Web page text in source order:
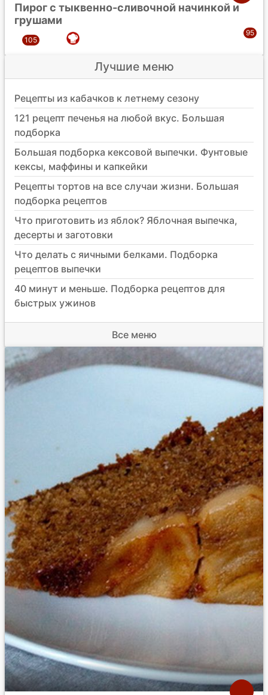
Пирог с тыквенно-сливочной начинкой и
грушами
Лучшие меню
Рецепты из кабачков к летнему сезону
121 рецепт печенья на любой вкус. Большая
подборка
Большая подборка кексовой выпечки. Фунтовые
кексы, маффины и капкейки
Рецепты тортов на все случаи жизни. Большая
подборка рецептов
Что приготовить из яблок? Яблочная выпечка,
десерты и заготовки
Что делать с яичными белками. Подборка
рецептов выпечки
40 минут и меньше. Подборка рецептов для
быстрых ужинов
Все меню